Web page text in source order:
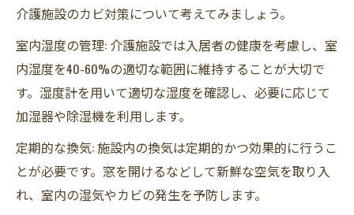
介護施設のカビ対策について考えてみましょう。
室内湿度の管理: 介護施設では入居者の健康を考慮し、室
内湿度を40-60%の適切な範囲に維持することが大切で
す。湿度計を用いて適切な湿度を確認し、必要に応じて
加湿器や除湿機を利用します。
定期的な換気: 施設内の換気は定期的かつ効果的に行うこ
とが必要です。窓を開けるなどして新鮮な空気を取り入
れ、室内の湿気やカビの発生を予防します。